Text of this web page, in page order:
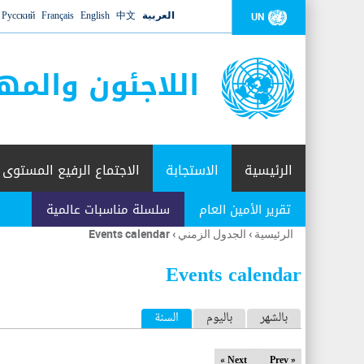
UN العربية 中文
English
Français
Русский
اللاجئون
الرئيسية الاستجابة
تقرير الأمين العام سلسلة مناسبات عالمية
الاجتماع الرفيع المستوى
أنت
هنا
الرئيسية › الجدول الزمني ›
Events calendar
Events calendar
ا
ل
بالشهر باليوم السنة (علامة التبويب النشطة)